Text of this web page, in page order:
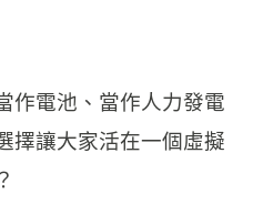
作電池、當作人力發電
擇讓大家活在一個虛擬